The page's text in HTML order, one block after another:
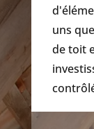
uns
de toit